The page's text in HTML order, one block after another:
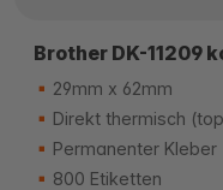
Brother DK-11209
29mm x 62mm
Direkt thermisch
Permanenter Kleber
800 Etiketten